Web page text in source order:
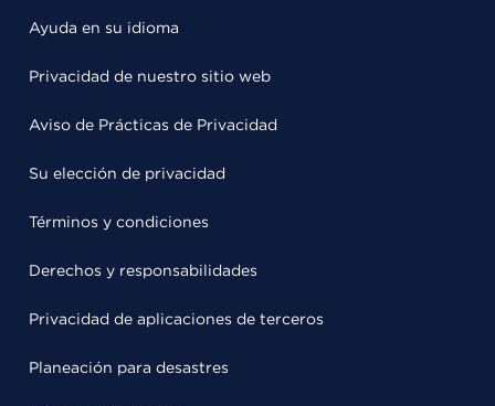
Ayuda en su idioma
Privacidad de nuestro sitio web
Aviso de Prácticas de Privacidad
Su elección de privacidad
Términos y condiciones
Derechos y responsabilidades
Privacidad de aplicaciones de terceros
Planeación para desastres